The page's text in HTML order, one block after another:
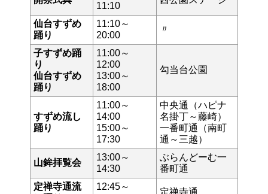
11:10
仙台すずめ
踊り
11:10～
20:00
〃
子すずめ踊
り
仙台すずめ
踊り
11:00～
12:00
13:00～
18:00
勾当台公園
すずめ流し
踊り
11:00～
14:00
15:00～
17:30
中央通（ハピナ
名掛丁～藤崎）
一番町通（南町
通～三越）
山鉾拝覧会
13:00～
14:30
ぶらんどーむ一
番町通
定禅寺通流
12:45～